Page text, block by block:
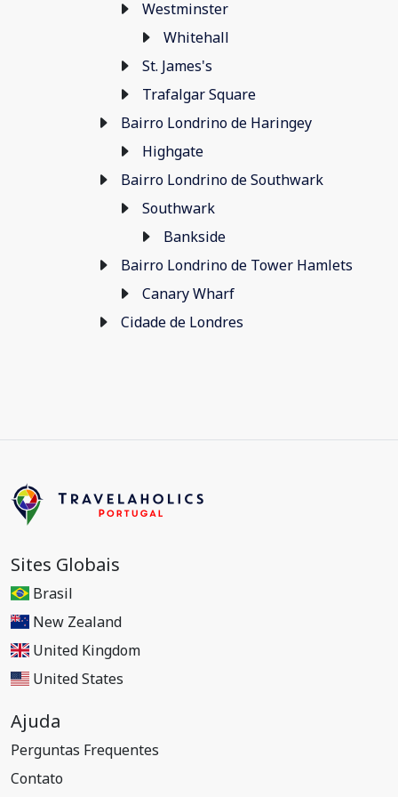
Westminster
Whitehall
St. James's
Trafalgar Square
Bairro Londrino de Haringey
Highgate
Bairro Londrino de Southwark
Southwark
Bankside
Bairro Londrino de Tower Hamlets
Canary Wharf
Cidade de Londres
Sites Globais
Brasil
New Zealand
United Kingdom
United States
Ajuda
Perguntas Frequentes
Contato